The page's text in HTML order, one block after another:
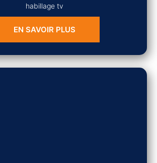
habillage tv
EN SAVOIR PLUS